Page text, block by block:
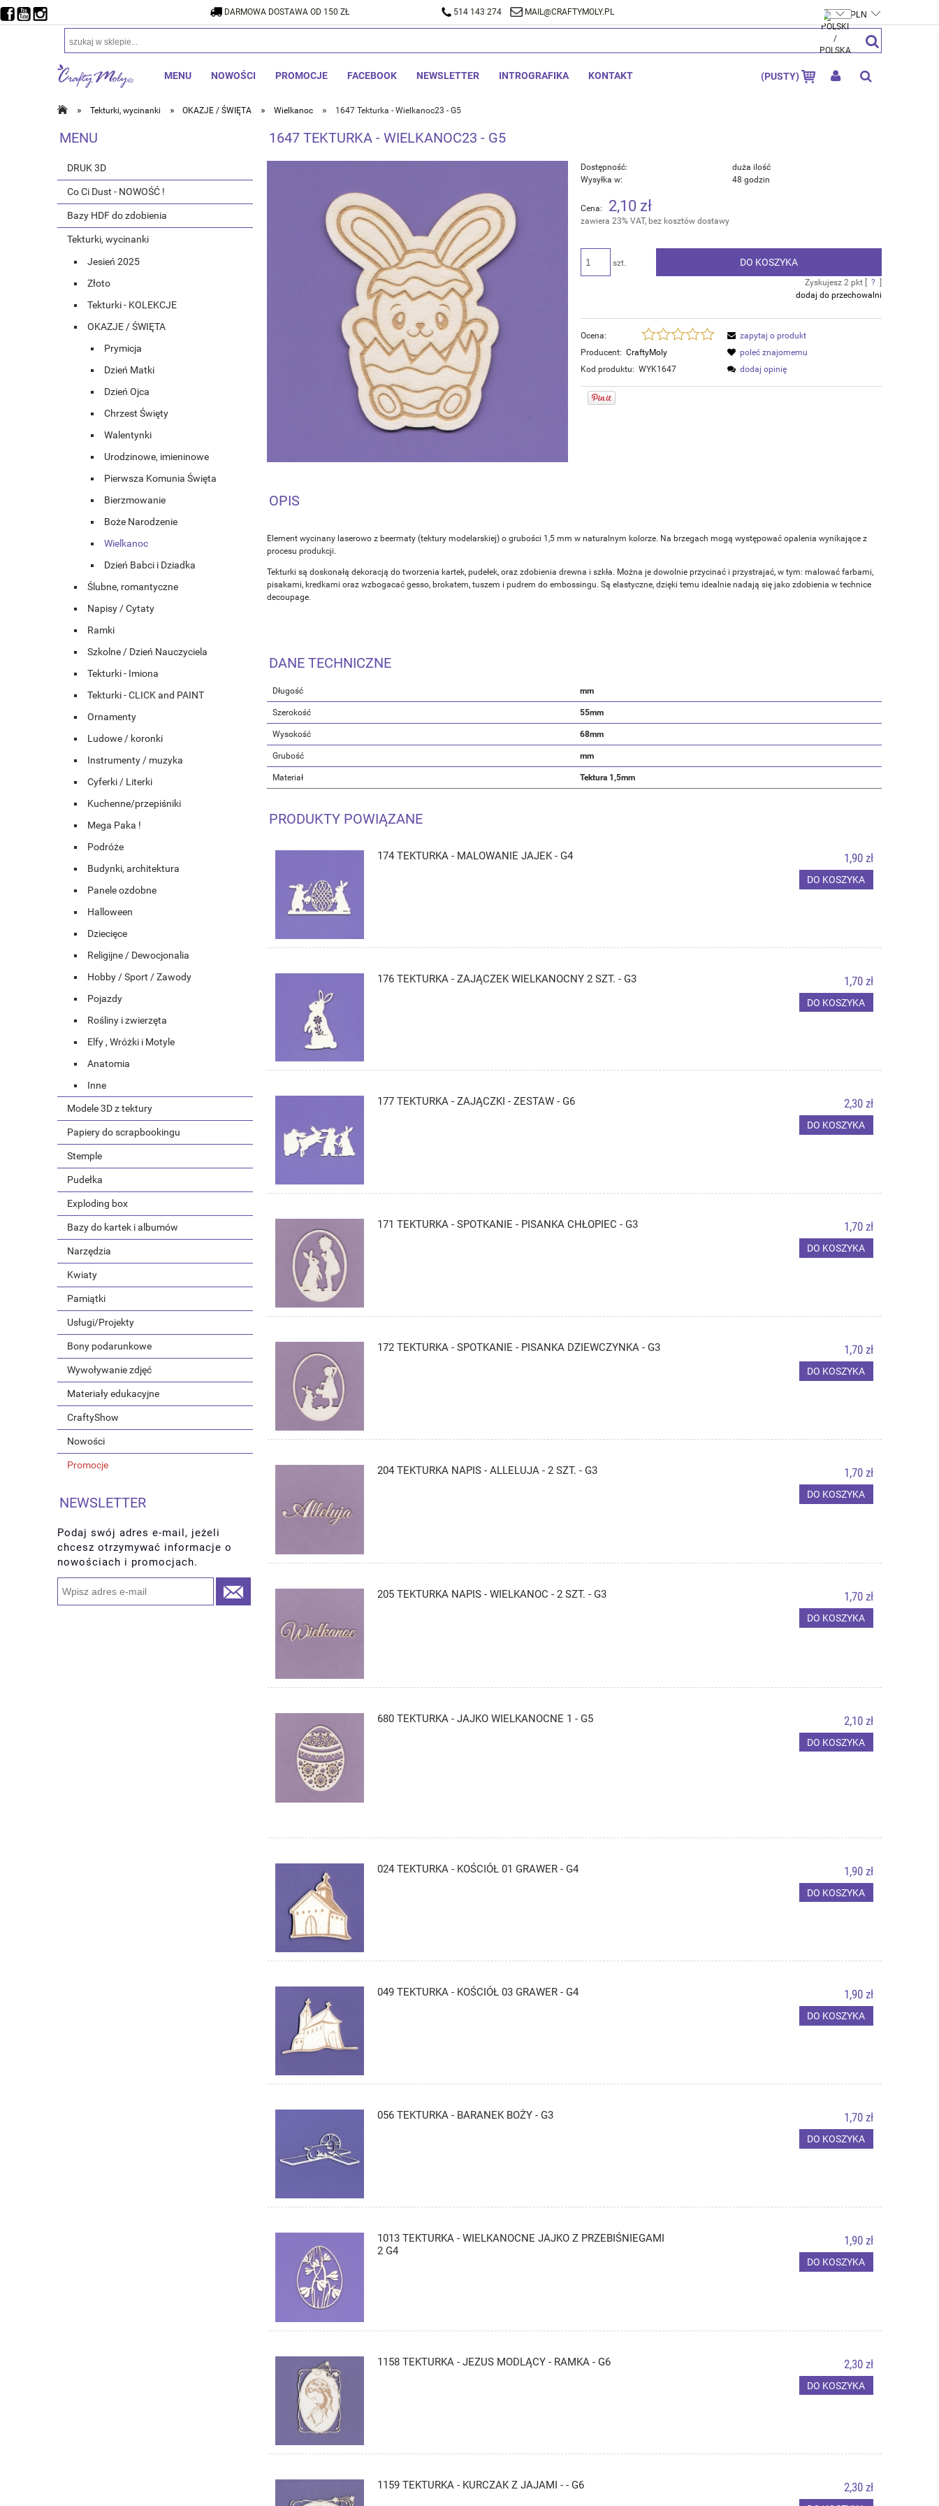
DARMOWA DOSTAWA OD 150 ZŁ 514 143 274 MAIL@CRAFTYMOLY.PL ZALOGUJ SIĘ
(PUSTY)
MENU NOWOŚCI PROMOCJE FACEBOOK NEWSLETTER INTROGRAFIKA KONTAKT
» Tekturki, wycinanki » OKAZJE / ŚWIĘTA » Wielkanoc » 1647 Tekturka - Wielkanoc23 - G5
DARMOWA DOSTAWA OD 150 ZŁ 514 143 274 MAIL@CRAFTYMOLY.PL
MENU
DRUK 3D
Co Ci Dust - NOWOŚĆ !
Bazy HDF do zdobienia
Tekturki, wycinanki
Jesień 2025
Złoto
Tekturki - KOLEKCJE
OKAZJE / ŚWIĘTA
Prymicja
Dzień Matki
Dzień Ojca
Chrzest Święty
Walentynki
Urodzinowe, imieninowe
Pierwsza Komunia Święta
Bierzmowanie
Boże Narodzenie
Wielkanoc
Dzień Babci i Dziadka
Ślubne, romantyczne
Napisy / Cytaty
Ramki
Szkolne / Dzień Nauczyciela
Tekturki - Imiona
Tekturki - CLICK and PAINT
Ornamenty
Ludowe / koronki
Instrumenty / muzyka
Cyferki / Literki
Kuchenne/przepiśniki
Mega Paka !
Podróże
Budynki, architektura
Panele ozdobne
Halloween
Dziecięce
Religijne / Dewocjonalia
Hobby / Sport / Zawody
Pojazdy
Rośliny i zwierzęta
Elfy , Wróżki i Motyle
Anatomia
Inne
Modele 3D z tektury
Papiery do scrapbookingu
Stemple
Pudełka
Exploding box
Bazy do kartek i albumów
Narzędzia
Kwiaty
Pamiątki
Usługi/Projekty
Bony podarunkowe
Wywoływanie zdjęć
Materiały edukacyjne
CraftyShow
Nowości
Promocje
NEWSLETTER
Podaj swój adres e-mail, jeżeli
chcesz otrzymywać informacje o
nowościach i promocjach.
1647 TEKTURKA - WIELKANOC23 - G5
Dostępność:
duża ilość
Wysyłka w:
48 godzin
Cena: 2,10 zł
zawiera 23% VAT, bez kosztów dostawy
szt. DO KOSZYKA
Zyskujesz 2pkt [ ?
dodaj do przechowalni
Ocena:
Producent: CraftyMoly
Kod produktu: WYK1647
zapytaj o produkt
poleć znajomemu
dodaj opinię
OPIS
Element wycinany laserowo z beermaty (tektury modelarskiej) o grubości 1,5 mm w naturalnym kolorze. Na brzegach mogą występować opalenia wynikające z
procesu produkcji.
Tekturki są doskonałą dekoracją do tworzenia kartek, pudełek, oraz zdobienia drewna i szkła. Można je dowolnie przycinać i przystrajać, w tym: malować farbami,
pisakami, kredkami oraz wzbogacać gesso, brokatem, tuszem i pudrem do embossingu. Są elastyczne, dzięki temu idealnie nadają się jako zdobienia w technice
decoupage.
DANE TECHNICZNE
Długość mm
Szerokość 55mm
Wysokość 68mm
Grubość mm
Materiał Tektura 1,5mm
PRODUKTY POWIĄZANE
174 TEKTURKA - MALOWANIE JAJEK - G4 1,90 zł
DO KOSZYKA
176 TEKTURKA - ZAJĄCZEK WIELKANOCNY 2 SZT. - G3 1,70 zł
DO KOSZYKA
177 TEKTURKA - ZAJĄCZKI - ZESTAW - G6 2,30 zł
DO KOSZYKA
171 TEKTURKA - SPOTKANIE - PISANKA CHŁOPIEC - G3 1,70 zł
DO KOSZYKA
172 TEKTURKA - SPOTKANIE - PISANKA DZIEWCZYNKA - G3 1,70 zł
DO KOSZYKA
204 TEKTURKA NAPIS - ALLELUJA - 2 SZT. - G3 1,70 zł
DO KOSZYKA
205 TEKTURKA NAPIS - WIELKANOC - 2 SZT. - G3 1,70 zł
DO KOSZYKA
680 TEKTURKA - JAJKO WIELKANOCNE 1 - G5 2,10 zł
DO KOSZYKA
024 TEKTURKA - KOŚCIÓŁ 01 GRAWER - G4 1,90 zł
DO KOSZYKA
049 TEKTURKA - KOŚCIÓŁ 03 GRAWER - G4 1,90 zł
DO KOSZYKA
056 TEKTURKA - BARANEK BOŻY - G3 1,70 zł
DO KOSZYKA
1013 TEKTURKA - WIELKANOCNE JAJKO Z PRZEBIŚNIEGAMI
2 G4
1,90 zł
DO KOSZYKA
1158 TEKTURKA - JEZUS MODLĄCY - RAMKA - G6 2,30 zł
DO KOSZYKA
1159 TEKTURKA - KURCZAK Z JAJAMI - - G6 2,30 zł